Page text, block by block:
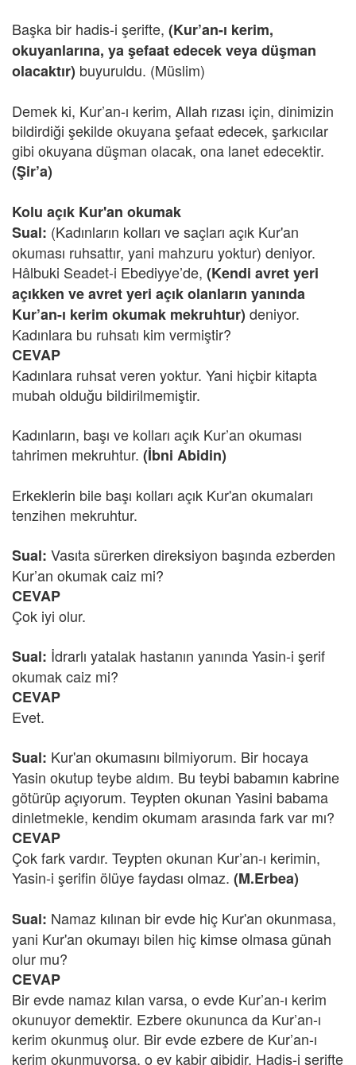
Başka bir hadis-i şerifte, (Kur’an-ı kerim,
okuyanlarına, ya şefaat edecek veya düşman
olacaktır) buyuruldu. (Müslim)
Demek ki, Kur’an-ı kerim, Allah rızası için, dinimizin
bildirdiği şekilde okuyana şefaat edecek, şarkıcılar
gibi okuyana düşman olacak, ona lanet edecektir.
(Şir’a)
Kolu açık Kur'an okumak
Sual: (Kadınların kolları ve saçları açık Kur'an
okuması ruhsattır, yani mahzuru yoktur) deniyor.
Hâlbuki Seadet-i Ebediyye’de, (Kendi avret yeri
açıkken ve avret yeri açık olanların yanında
Kur’an-ı kerim okumak mekruhtur) deniyor.
Kadınlara bu ruhsatı kim vermiştir?
CEVAP
Kadınlara ruhsat veren yoktur. Yani hiçbir kitapta
mubah olduğu bildirilmemiştir.
Kadınların, başı ve kolları açık Kur’an okuması
tahrimen mekruhtur. (İbni Abidin)
Erkeklerin bile başı kolları açık Kur'an okumaları
tenzihen mekruhtur.
Sual: Vasıta sürerken direksiyon başında ezberden
Kur’an okumak caiz mi?
CEVAP
Çok iyi olur.
Sual: İdrarlı yatalak hastanın yanında Yasin-i şerif
okumak caiz mi?
CEVAP
Evet.
Sual: Kur'an okumasını bilmiyorum. Bir hocaya
Yasin okutup teybe aldım. Bu teybi babamın kabrine
götürüp açıyorum. Teypten okunan Yasini babama
dinletmekle, kendim okumam arasında fark var mı?
CEVAP
Çok fark vardır. Teypten okunan Kur’an-ı kerimin,
Yasin-i şerifin ölüye faydası olmaz. (M.Erbea)
Sual: Namaz kılınan bir evde hiç Kur'an okunmasa,
yani Kur'an okumayı bilen hiç kimse olmasa günah
olur mu?
CEVAP
Bir evde namaz kılan varsa, o evde Kur’an-ı kerim
okunuyor demektir. Ezbere okununca da Kur’an-ı
kerim okunmuş olur. Bir evde ezbere de Kur’an-ı
kerim okunmuyorsa, o ev kabir gibidir. Hadis-i şerifte